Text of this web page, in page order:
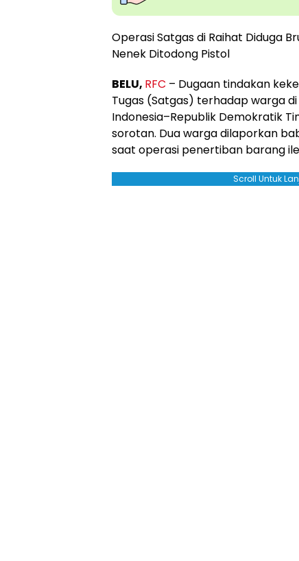
Operasi Satgas di Raihat Diduga
Nenek Ditodong Pistol
BELU, RFC – Dugaan tindakan
Tugas (Satgas) terhadap warga
Indonesia–Republik Demokratik
sorotan. Dua warga dilaporkan
saat operasi penertiban barang
Scroll Untuk